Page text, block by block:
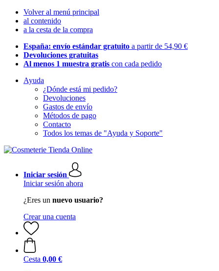
Volver al menú principal
al contenido
a la cesta de la compra
España: envío estándar gratuito a partir de 54,90 €
Devoluciones gratuitas
Al menos 1 muestra gratis con cada pedido
Ayuda
¿Dónde está mi pedido?
Devoluciones
Gastos de envío
Métodos de pago
Contacto
Todos los temas de "Ayuda y Soporte"
Iniciar sesión
Iniciar sesión ahora
¿Eres un nuevo usuario?
Crear una cuenta
Cesta 0,00 €